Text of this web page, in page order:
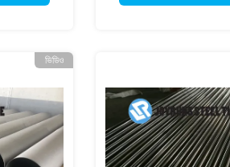
ভিডিও